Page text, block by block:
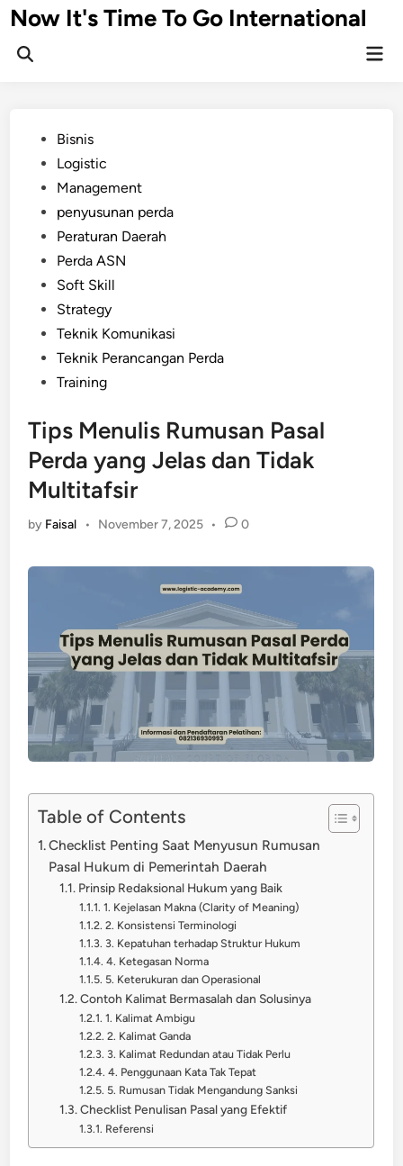
Skip
to
content
Now It's Time To Go International
PostedBisnis
Logistic
Management
penyusunan perda
Peraturan Daerah
Perda ASN
Soft Skill
Strategy
Teknik Komunikasi
Teknik Perancangan Perda
Training
Tips Menulis Rumusan Pasal
Perda yang Jelas dan Tidak
Multitafsir
by Faisal • November 7, 2025 • 0
Table of Contents
Checklist Penting Saat Menyusun Rumusan
Pasal Hukum di Pemerintah Daerah
Prinsip Redaksional Hukum yang Baik
1. Kejelasan Makna (Clarity of Meaning)
2. Konsistensi Terminologi
3. Kepatuhan terhadap Struktur Hukum
4. Ketegasan Norma
5. Keterukuran dan Operasional
Contoh Kalimat Bermasalah dan Solusinya
1. Kalimat Ambigu
2. Kalimat Ganda
3. Kalimat Redundan atau Tidak Perlu
4. Penggunaan Kata Tak Tepat
5. Rumusan Tidak Mengandung Sanksi
Checklist Penulisan Pasal yang Efektif
Referensi